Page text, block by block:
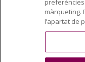
màrqueting.
l’apartat de